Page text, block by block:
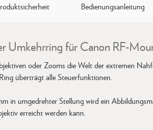
Bedienungsanleitung
Umkehrring für Canon RF-
oder Zooms die Welt der extremen
überträgt alle Steuerfunktionen.
in umgedrehter Stellung wird ein
erreicht werden kann.